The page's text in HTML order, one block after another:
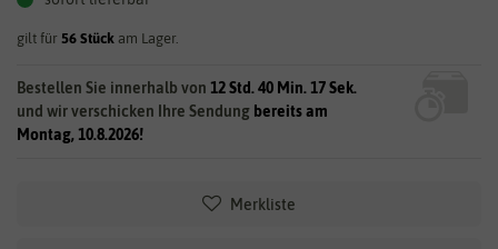
gilt für 56 Stück am Lager.
Bestellen Sie innerhalb von 12 Std. 40 Min. 17 Sek.
und wir verschicken Ihre Sendung bereits am
Montag, 10.8.2026!
Merkliste